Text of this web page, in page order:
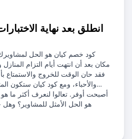
انطلق بعد نهاية
كود خصم كيان هو الحل
مكان بعد أن انتهت أيام التزام
فقد حان الوقت للخروج والاستمتاع
والأحباء، ومع كود كيان ستكون
أصبحت أوفر. تعالوا لنعرف أكثر ما
هو الحل الأمثل للمشاوير؟